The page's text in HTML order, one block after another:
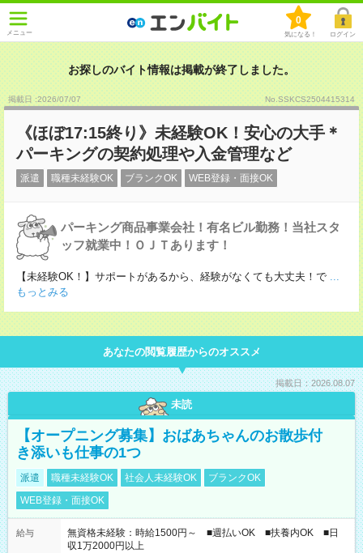
メニュー
0
気になる！ ログイン
お探しのバイト情報は掲載が終了しました。
掲載日 :2026/07/07 No.SSKCS2504415314
《ほぼ17:15終り》未経験OK！安心の大手＊
パーキングの契約処理や入金管理など
派遣 職種未経験OK ブランクOK WEB登録・面接OK
パーキング商品事業会社！有名ビル勤務！当社スタ
ッフ就業中！ＯＪＴあります！
【未経験OK！】サポートがあるから、経験がなくても大丈夫！で ...
もっとみる
あなたの閲覧履歴からのオススメ
掲載日：2026.08.07
未読
【オープニング募集】おばあちゃんのお散歩付
き添いも仕事の1つ
派遣 職種未経験OK 社会人未経験OK
ブランクOK
WEB登録・面接OK
給与
無資格未経験：時給1500円～ ■週払いOK ■扶養内OK ■日
収1万2000円以上